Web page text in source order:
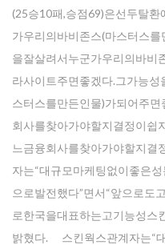
(25승10패,승점69)은선두탈
가우리의바비존스(마스터스
을잘살려서누군가우리의바비
라사이트주면좋겠다.그가능
스터스를만든인물)가되어주
회사를찾아가야할지결정이쉽
느금융회사를찾아가야할지
자는“대규모마케팅없이좋은
으로발전했다”면서“앞으로도
로한국을대표하는고기능성스
밝혔다. 스킨웍스관계자는“